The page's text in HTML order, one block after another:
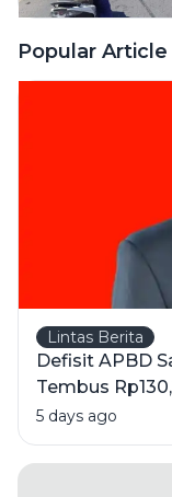
Popular Article
Lintas Berita
Defisit APBD
Tembus
5 days ago